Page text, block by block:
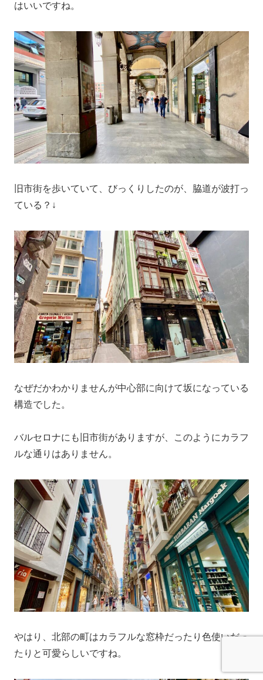
はいいですね。
旧市街を歩いていて、びっくりしたのが、脇道が波打っ
ている？↓
なぜだかわかりませんが中心部に向けて坂になっている
構造でした。
バルセロナにも旧市街がありますが、このようにカラフ
ルな通りはありません。
やはり、北部の町はカラフルな窓枠だったり色使いだっ
たりと可愛らしいですね。